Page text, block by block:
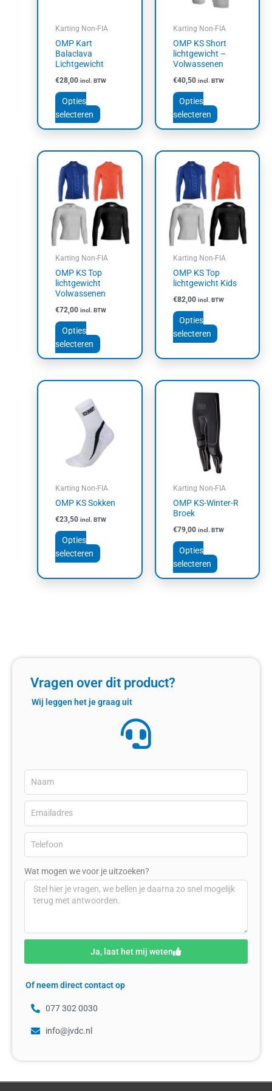
Karting Non-FIA
OMP Kart
Balaclava
Lichtgewicht
€28,00 incl. BTW
Opties
selecteren
op
Karting Non-FIA
OMP KS Short
lichtgewicht –
Volwassenen
€40,50 incl. BTW
Opties
selecteren
optie
worden
op
Karting Non-FIA
OMP KS Top
lichtgewicht
Volwassenen
€72,00 incl. BTW
Opties
selecteren
product
heeft
meerdere
variaties.
Deze
optie
worden
op
Karting Non-FIA
OMP KS Top
lichtgewicht Kids
€82,00 incl. BTW
Opties
selecteren
product
heeft
meerdere
variaties.
Deze
optie
worden
de
Karting Non-FIA
OMP KS Sokken
€23,50 incl. BTW
Opties
selecteren
heeft
meerdere
variaties.
Deze
worden
op
productpagina
Karting Non-FIA
OMP KS-Winter-R
Broek
€79,00 incl. BTW
Opties
selecteren
product
heeft
meerdere
variaties.
Deze
optie
worden
de
Vragen over dit product?
Wij leggen het je graag uit
Wat mogen we voor je uitzoeken?
Ja, laat het mij weten
Of neem direct contact op
077 302 0030
info@jvdc.nl